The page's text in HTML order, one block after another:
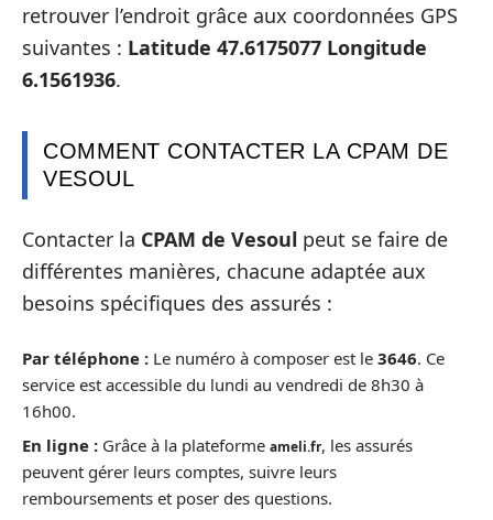
retrouver l’endroit grâce aux coordonnées GPS
suivantes : Latitude 47.6175077 Longitude
6.1561936.
COMMENT CONTACTER LA CPAM DE
VESOUL
Contacter la CPAM de Vesoul peut se faire de
différentes manières, chacune adaptée aux
besoins spécifiques des assurés :
Par téléphone : Le numéro à composer est le 3646. Ce
service est accessible du lundi au vendredi de 8h30 à
16h00.
En ligne : Grâce à la plateforme ameli.fr, les assurés
peuvent gérer leurs comptes, suivre leurs
remboursements et poser des questions.